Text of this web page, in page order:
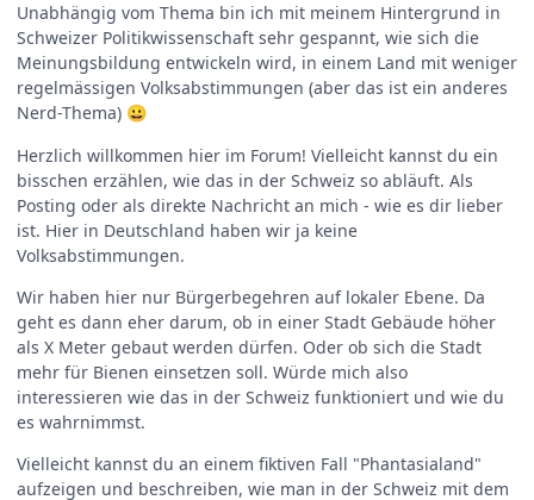
Unabhängig vom Thema bin ich mit meinem Hintergrund in
Schweizer Politikwissenschaft sehr gespannt, wie sich die
Meinungsbildung entwickeln wird, in einem Land mit weniger
regelmässigen Volksabstimmungen (aber das ist ein anderes
Nerd-Thema) 😀
Herzlich willkommen hier im Forum! Vielleicht kannst du ein
bisschen erzählen, wie das in der Schweiz so abläuft. Als
Posting oder als direkte Nachricht an mich - wie es dir lieber
ist. Hier in Deutschland haben wir ja keine
Volksabstimmungen.
Wir haben hier nur Bürgerbegehren auf lokaler Ebene. Da
geht es dann eher darum, ob in einer Stadt Gebäude höher
als X Meter gebaut werden dürfen. Oder ob sich die Stadt
mehr für Bienen einsetzen soll. Würde mich also
interessieren wie das in der Schweiz funktioniert und wie du
es wahrnimmst.
Vielleicht kannst du an einem fiktiven Fall "Phantasialand"
aufzeigen und beschreiben, wie man in der Schweiz mit dem